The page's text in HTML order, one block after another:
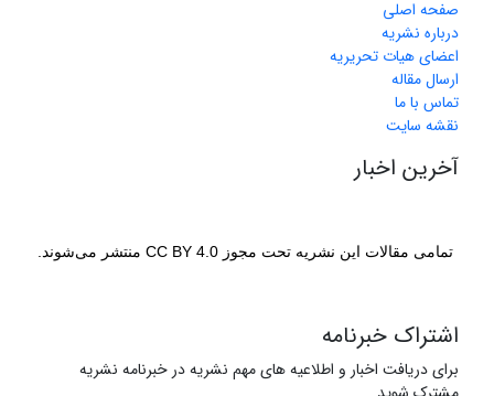
صفحه اصلی
درباره نشریه
اعضای هیات تحریریه
ارسال مقاله
تماس با ما
نقشه سایت
آخرین اخبار
تمامی مقالات این نشریه تحت مجوز CC BY 4.0 منتشر می‌شوند.
اشتراک خبرنامه
برای دریافت اخبار و اطلاعیه های مهم نشریه در خبرنامه نشریه